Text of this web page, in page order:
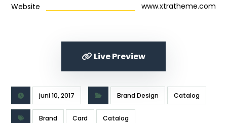
Website www.xtratheme.com
Live Preview
juni 10, 2017 Brand Design Catalog
Brand Card Catalog